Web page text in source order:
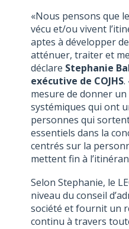
«Nous pensons que
vécu et/ou vivent
aptes à développer
atténuer, traiter et
déclare Stephanie
exécutive de COJHS.
mesure de donner
systémiques qui ont
personnes qui
essentiels dans la
centrés sur la
mettent fin à
Selon Stephanie, le
niveau du conseil
société et fournit un
continu à travers